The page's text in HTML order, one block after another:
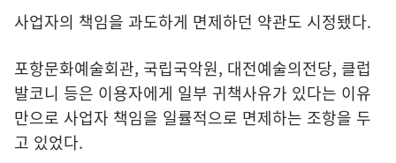
사업자의 책임을 과도하게 면제하던 약관도 시정됐다.
포항문화예술회관, 국립국악원, 대전예술의전당, 클럽
발코니 등은 이용자에게 일부 귀책사유가 있다는 이유
만으로 사업자 책임을 일률적으로 면제하는 조항을 두
고 있었다.